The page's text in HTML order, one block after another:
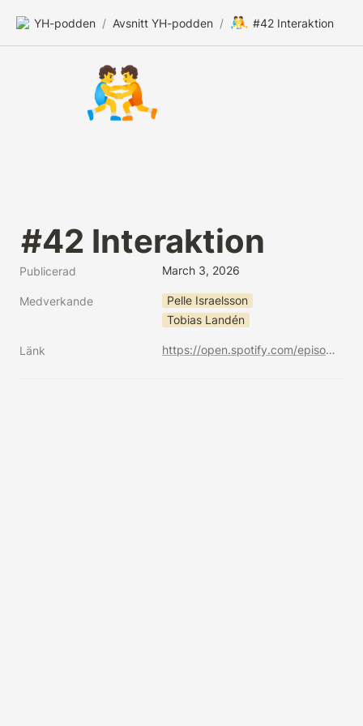
YH-podden / Avsnitt YH-podden / 🤼 #42 Interaktion
🤼
#42 Interaktion
Publicerad March 3, 2026
Medverkande
Pelle Israelsson
Tobias Landén
Länk https://open.spotify.com/episode/10W4E0JQOEehiKcTprFP5J?si=odwZ-gedROKAc89VL8JSUw